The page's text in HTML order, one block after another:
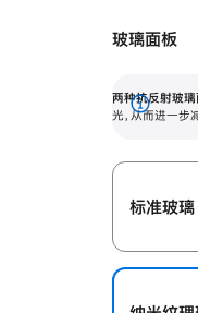
有高亮光源的场所使用，也
玻璃面板
两种抗反射玻璃
光，从而进一步
展
标准玻璃